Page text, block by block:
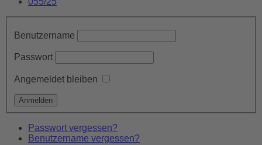
Benutzername
Passwort
Angemeldet bleiben
Passwort vergessen?
Benutzername vergessen?